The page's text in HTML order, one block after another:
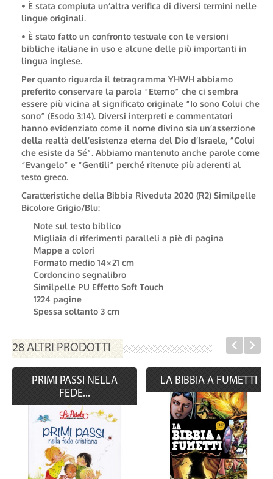
• È stata compiuta un’altra verifica di diversi termini nelle
lingue originali.
• È stato fatto un confronto testuale con le versioni
bibliche italiane in uso e alcune delle più importanti in
lingua inglese.
Per quanto riguarda il tetragramma YHWH abbiamo
preferito conservare la parola “Eterno” che ci sembra
essere più vicina al significato originale “Io sono Colui che
sono” (Esodo 3:14). Diversi interpreti e commentatori
hanno evidenziato come il nome divino sia un’asserzione
della realtà dell’esistenza eterna del Dio d’Israele, “Colui
che esiste da Sé”. Abbiamo mantenuto anche parole come
“Evangelo” e “Gentili” perché ritenute più aderenti al
testo greco.
Caratteristiche della Bibbia Riveduta 2020 (R2) Similpelle
Bicolore Grigio/Blu:
Note sul testo biblico
Migliaia di riferimenti paralleli a piè di pagina
Mappe a colori
Formato medio 14×21 cm
Cordoncino segnalibro
Similpelle PU Effetto Soft Touch
1224 pagine
Spessa soltanto 3 cm
28 ALTRI PRODOTTI
PRIMI PASSI NELLA
FEDE...
LA BIBBIA A FUMETTI